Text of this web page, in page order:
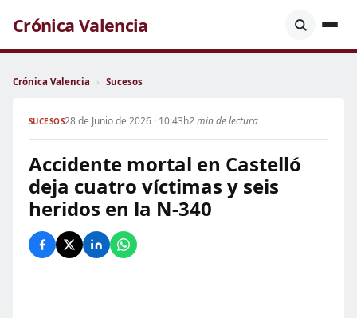
Crónica Valencia
Crónica Valencia › Sucesos
SUCESOS28 de Junio de 2026 · 10:43h2 min de lectura
Accidente mortal en Castelló
deja cuatro víctimas y seis
heridos en la N-340